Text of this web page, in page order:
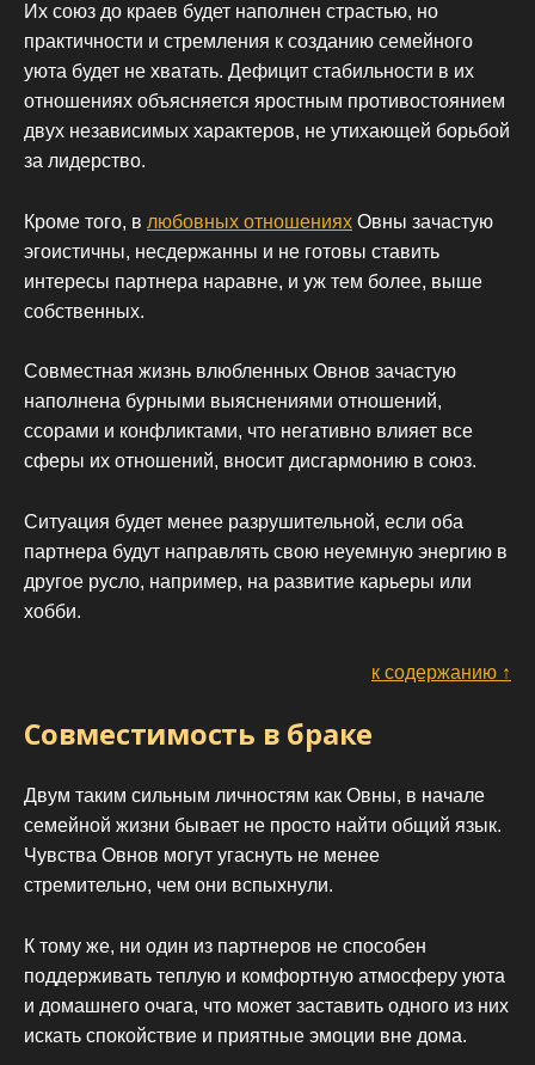
Их союз до краев будет наполнен страстью, но
практичности и стремления к созданию семейного
уюта будет не хватать. Дефицит стабильности в их
отношениях объясняется яростным противостоянием
двух независимых характеров, не утихающей борьбой
за лидерство.
Кроме того, в любовных отношениях Овны зачастую
эгоистичны, несдержанны и не готовы ставить
интересы партнера наравне, и уж тем более, выше
собственных.
Совместная жизнь влюбленных Овнов зачастую
наполнена бурными выяснениями отношений,
ссорами и конфликтами, что негативно влияет все
сферы их отношений, вносит дисгармонию в союз.
Ситуация будет менее разрушительной, если оба
партнера будут направлять свою неуемную энергию в
другое русло, например, на развитие карьеры или
хобби.
к содержанию ↑
Совместимость в браке
Двум таким сильным личностям как Овны, в начале
семейной жизни бывает не просто найти общий язык.
Чувства Овнов могут угаснуть не менее
стремительно, чем они вспыхнули.
К тому же, ни один из партнеров не способен
поддерживать теплую и комфортную атмосферу уюта
и домашнего очага, что может заставить одного из них
искать спокойствие и приятные эмоции вне дома.